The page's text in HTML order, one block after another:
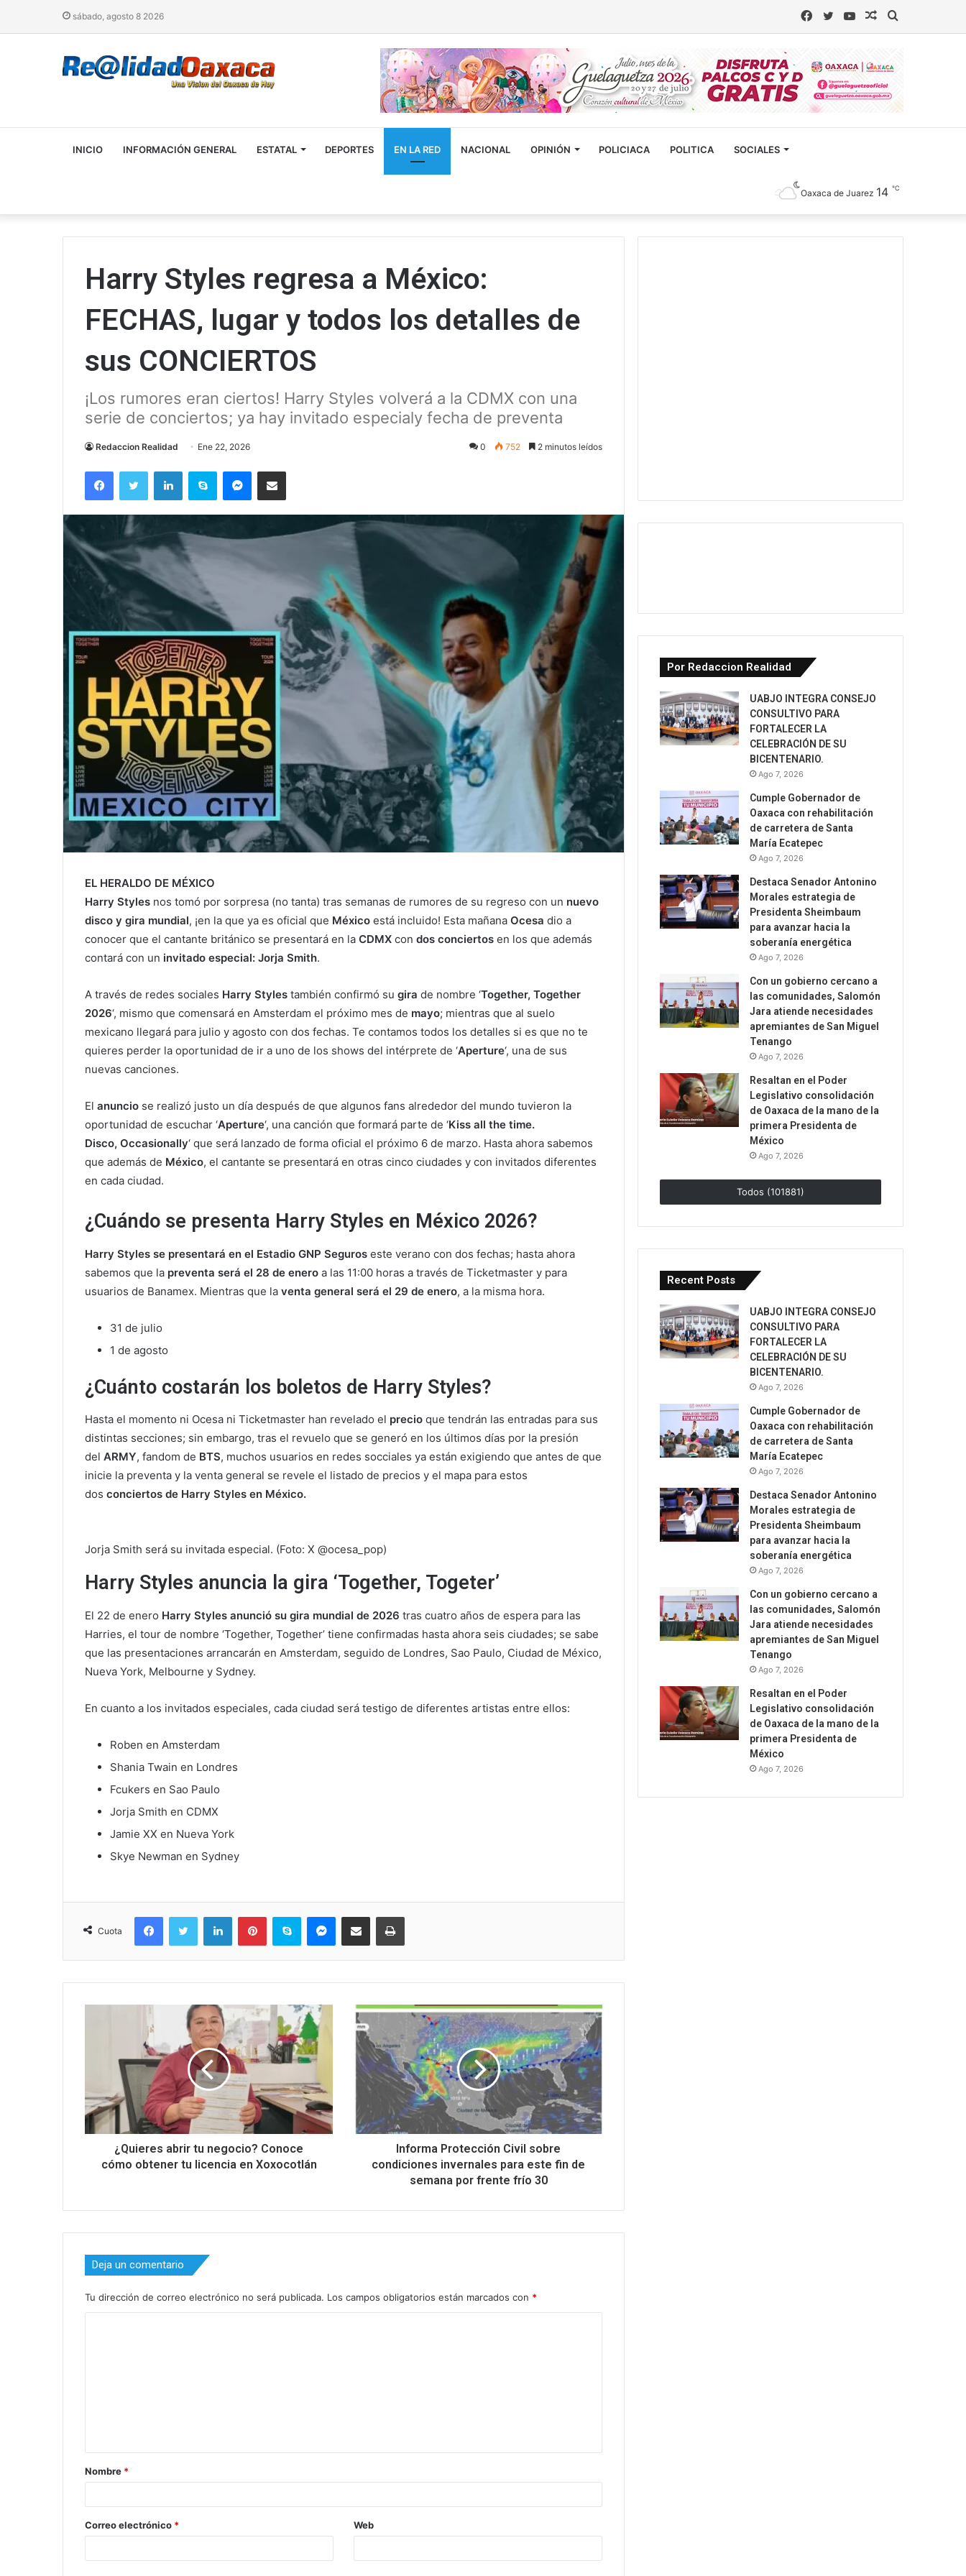
sábado, agosto 8 2026 Buscar
Artículo
YouTube
Twitter
Facebook
INICIO INFORMACIÓN GENERAL ESTATAL DEPORTES EN LA RED NACIONAL OPINIÓN POLICIACA POLITICA SOCIALES
Oaxaca de Juarez 14 ℃
Harry Styles regresa a México:
FECHAS, lugar y todos los detalles de
sus CONCIERTOS
¡Los rumores eran ciertos! Harry Styles volverá a la CDMX con una
serie de conciertos; ya hay invitado especialy fecha de preventa
Redaccion Realidad Ene 22, 2026 0 752 2 minutos leídos
FacebookTwitter LinkedInSkype MessengerCompartir via correo electrónico
EL HERALDO DE MÉXICO
Harry Styles nos tomó por sorpresa (no tanta) tras semanas de rumores de su regreso con un nuevo
disco y gira mundial, ¡en la que ya es oficial que México está incluido! Esta mañana Ocesa dio a
conocer que el cantante británico se presentará en la CDMX con dos conciertos en los que además
contará con un invitado especial: Jorja Smith.
A través de redes sociales Harry Styles también confirmó su gira de nombre ‘Together, Together
2026‘, mismo que comensará en Amsterdam el próximo mes de mayo; mientras que al suelo
mexicano llegará para julio y agosto con dos fechas. Te contamos todos los detalles si es que no te
quieres perder la oportunidad de ir a uno de los shows del intérprete de ‘Aperture‘, una de sus
nuevas canciones.
El anuncio se realizó justo un día después de que algunos fans alrededor del mundo tuvieron la
oportunidad de escuchar ‘Aperture‘, una canción que formará parte de ‘Kiss all the time.
Disco, Occasionally‘ que será lanzado de forma oficial el próximo 6 de marzo. Hasta ahora sabemos
que además de México, el cantante se presentará en otras cinco ciudades y con invitados diferentes
en cada ciudad.
¿Cuándo se presenta Harry Styles en México 2026?
Harry Styles se presentará en el Estadio GNP Seguros este verano con dos fechas; hasta ahora
sabemos que la preventa será el 28 de enero a las 11:00 horas a través de Ticketmaster y para
usuarios de Banamex. Mientras que la venta general será el 29 de enero, a la misma hora.
31 de julio
1 de agosto
¿Cuánto costarán los boletos de Harry Styles?
Hasta el momento ni Ocesa ni Ticketmaster han revelado el precio que tendrán las entradas para sus
distintas secciones; sin embargo, tras el revuelo que se generó en los últimos días por la presión
del ARMY, fandom de BTS, muchos usuarios en redes socciales ya están exigiendo que antes de que
inicie la preventa y la venta general se revele el listado de precios y el mapa para estos
dos conciertos de Harry Styles en México.
Jorja Smith será su invitada especial. (Foto: X @ocesa_pop)
Harry Styles anuncia la gira ‘Together, Togeter’
El 22 de enero Harry Styles anunció su gira mundial de 2026 tras cuatro años de espera para las
Harries, el tour de nombre ‘Together, Together’ tiene confirmadas hasta ahora seis ciudades; se sabe
que las presentaciones arrancarán en Amsterdam, seguido de Londres, Sao Paulo, Ciudad de México,
Nueva York, Melbourne y Sydney.
En cuanto a los invitados especiales, cada ciudad será testigo de diferentes artistas entre ellos:
Roben en Amsterdam
Shania Twain en Londres
Fcukers en Sao Paulo
Jorja Smith en CDMX
Jamie XX en Nueva York
Skye Newman en Sydney
Cuota
FacebookTwitter LinkedInPinterestSkype MessengerCompartir via correo electrónicoImpresión
¿Quieres abrir tu negocio? Conoce
cómo obtener tu licencia en Xoxocotlán
Informa Protección Civil sobre
condiciones invernales para este fin de
semana por frente frío 30
Deja un comentario
Tu dirección de correo electrónico no será publicada. Los campos obligatorios están marcados con *
a
r
*
Nombre *
Correo electrónico * Web
Por Redaccion Realidad
UABJO INTEGRA CONSEJO
CONSULTIVO PARA
FORTALECER LA
CELEBRACIÓN DE SU
BICENTENARIO.
Ago 7, 2026
Cumple Gobernador de
Oaxaca con rehabilitación
de carretera de Santa
María Ecatepec
Ago 7, 2026
Destaca Senador Antonino
Morales estrategia de
Presidenta Sheimbaum
para avanzar hacia la
soberanía energética
Ago 7, 2026
Con un gobierno cercano a
las comunidades, Salomón
Jara atiende necesidades
apremiantes de San Miguel
Tenango
Ago 7, 2026
Resaltan en el Poder
Legislativo consolidación
de Oaxaca de la mano de la
primera Presidenta de
México
Ago 7, 2026
Todos (101881)
Recent Posts
UABJO INTEGRA CONSEJO
CONSULTIVO PARA
FORTALECER LA
CELEBRACIÓN DE SU
BICENTENARIO.
Ago 7, 2026
Cumple Gobernador de
Oaxaca con rehabilitación
de carretera de Santa
María Ecatepec
Ago 7, 2026
Destaca Senador Antonino
Morales estrategia de
Presidenta Sheimbaum
para avanzar hacia la
soberanía energética
Ago 7, 2026
Con un gobierno cercano a
las comunidades, Salomón
Jara atiende necesidades
apremiantes de San Miguel
Tenango
Ago 7, 2026
Resaltan en el Poder
Legislativo consolidación
de Oaxaca de la mano de la
primera Presidenta de
México
Ago 7, 2026